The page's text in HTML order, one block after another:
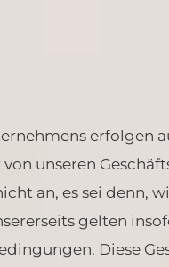
erfolgen
unseren
an, es sei denn,
gelten
Diese